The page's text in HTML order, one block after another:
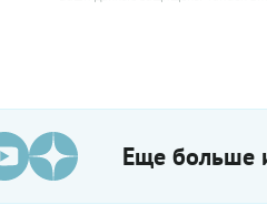
Еще больше